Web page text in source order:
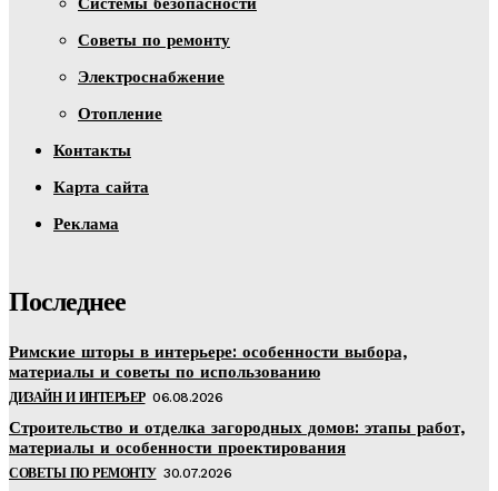
Советы по ремонту
Электроснабжение
Отопление
Контакты
Карта сайта
Реклама
Последнее
Римские шторы в интерьере: особенности выбора,
материалы и советы по использованию
ДИЗАЙН И ИНТЕРЬЕР 06.08.2026
Строительство и отделка загородных домов: этапы работ,
материалы и особенности проектирования
СОВЕТЫ ПО РЕМОНТУ 30.07.2026